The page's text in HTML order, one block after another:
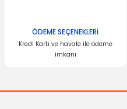
Çakmak Yuvası Fiesta Fusion
ÖDEME SEÇENEKLERİ
Kredi Kartı ve havale ile ödeme
imkanı